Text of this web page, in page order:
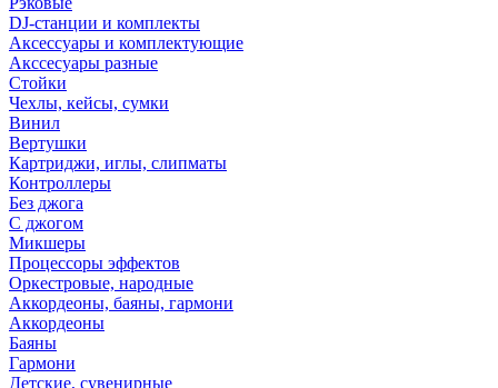
DJ-станции и комплекты
Аксессуары и комплектующие
Акссесуары разные
Стойки
Чехлы, кейсы, сумки
Винил
Вертушки
Картриджи, иглы, слипматы
Контроллеры
Без джога
С джогом
Микшеры
Процессоры эффектов
Оркестровые, народные
Аккордеоны, баяны, гармони
Аккордеоны
Баяны
Гармони
Детские, сувенирные